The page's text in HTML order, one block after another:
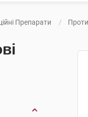
Препарати